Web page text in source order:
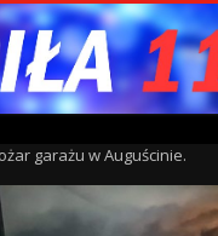
garażu w Auguścinie.